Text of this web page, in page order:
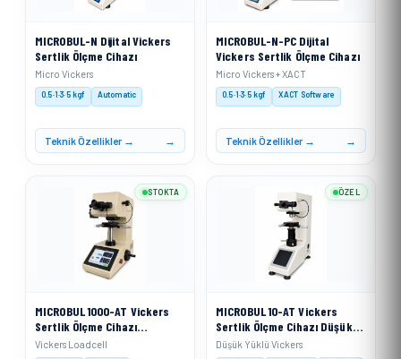
MICROBUL-N Dijital Vickers
Sertlik Ölçme Cihazı
Micro Vickers
0.5·1·3·5 kgf Automatic
Teknik Özellikler →
MICROBUL-N-PC Dijital
Vickers Sertlik Ölçme Cihazı
Micro Vickers + XACT
0.5·1·3·5 kgf XACT Software
Teknik Özellikler →
MICROBUL 1000-AT Vickers
Sertlik Ölçme Cihazı
Otomatik Taret
Vickers Loadcell
STOKTA
MICROBUL 10-AT Vickers
Sertlik Ölçme Cihazı Düşük
Yüklü
Düşük Yüklü Vickers
ÖZEL